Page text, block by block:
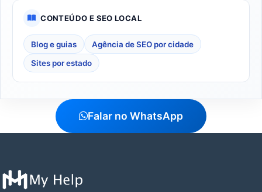
CONTEÚDO E SEO LOCAL
Blog e guias Agência de SEO por cidade
Sites por estado
Falar no WhatsApp